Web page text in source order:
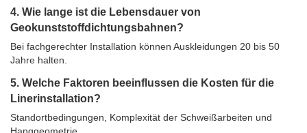
4. Wie lange ist die Lebensdauer von
Geokunststoffdichtungsbahnen?
Bei fachgerechter Installation können Auskleidungen 20 bis 50
Jahre halten.
5. Welche Faktoren beeinflussen die Kosten für die
Linerinstallation?
Standortbedingungen, Komplexität der Schweißarbeiten und